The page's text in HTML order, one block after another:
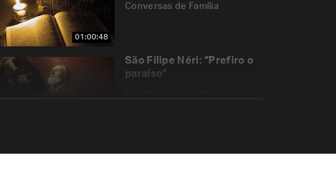
01:00:48
Conversas de Família
São Filipe Néri: “Prefiro o
paraíso”